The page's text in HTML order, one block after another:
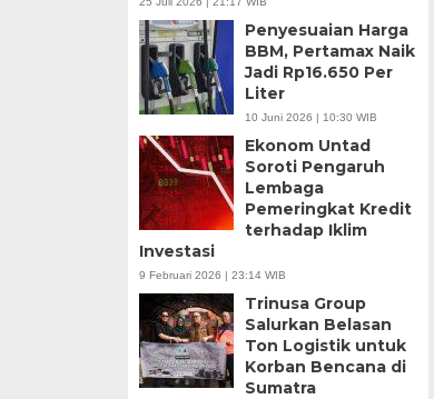
Penyesuaian Harga
BBM, Pertamax Naik
Jadi Rp16.650 Per
Liter
10 Juni 2026 | 10:30 WIB
Ekonom Untad
Soroti Pengaruh
Lembaga
Pemeringkat Kredit
terhadap Iklim
Investasi
9 Februari 2026 | 23:14 WIB
Trinusa Group
Salurkan Belasan
Ton Logistik untuk
Korban Bencana di
Sumatra